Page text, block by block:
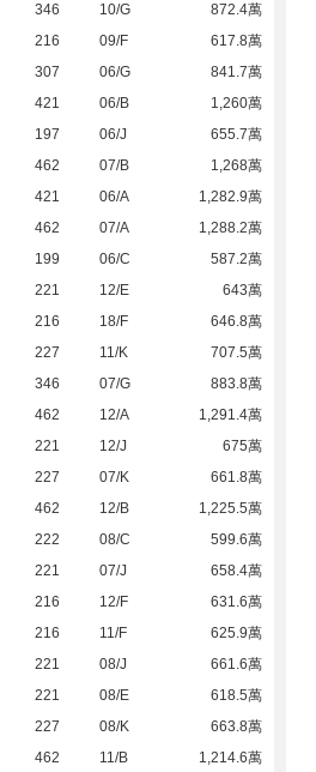
346 10/G
872.4萬
216 09/F
617.8萬
307 06/G
841.7萬
421 06/B
1,260萬
197 06/J
655.7萬
462 07/B
1,268萬
421 06/A
1,282.9萬
462 07/A
1,288.2萬
199 06/C
587.2萬
221 12/E
643萬
216 18/F
646.8萬
227 11/K
707.5萬
346 07/G
883.8萬
462 12/A
1,291.4萬
221 12/J
675萬
227 07/K
661.8萬
462 12/B
1,225.5萬
222 08/C
599.6萬
221 07/J
658.4萬
216 12/F
631.6萬
216 11/F
625.9萬
221 08/J
661.6萬
221 08/E
618.5萬
227 08/K
663.8萬
462 11/B
1,214.6萬